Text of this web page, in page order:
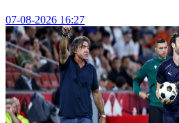
07-08-2026 16:27